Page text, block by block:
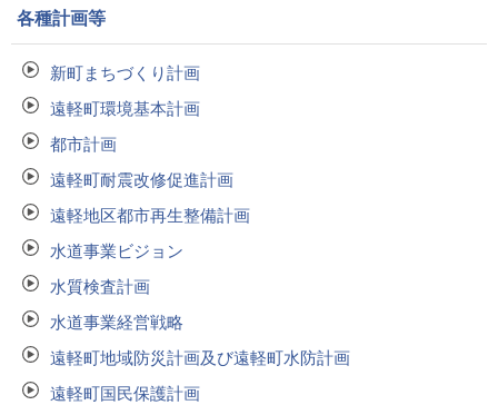
各種計画等
新町まちづくり計画
遠軽町環境基本計画
都市計画
遠軽町耐震改修促進計画
遠軽地区都市再生整備計画
水道事業ビジョン
水質検査計画
水道事業経営戦略
遠軽町地域防災計画及び遠軽町水防計画
遠軽町国民保護計画